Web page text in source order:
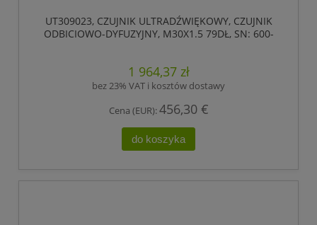
UT309023, CZUJNIK ULTRADŹWIĘKOWY, CZUJNIK
ODBICIOWO-DYFUZYJNY, M30X1.5 79DŁ, SN: 600-
1 964,37 zł
bez 23% VAT i kosztów dostawy
Cena (EUR):456,30 €
do koszyka